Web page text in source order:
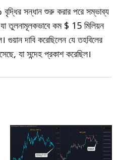
বৃদ্ধির সন্ধান শুরু করার পরে সম্ভাব্য
তুলনামূলকভাবে কম $ 15 মিলিয়ন
দাবি করেছিলেন যে তহবিলের
যা সন্দেহ প্রকাশ করেছিল।